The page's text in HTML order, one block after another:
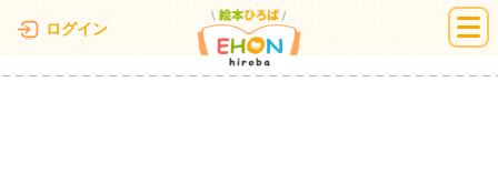
ログイン 絵本ひろば